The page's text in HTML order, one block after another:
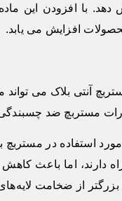
دهد. با افزودن این
افزایش می یابد.
مستربچ آنتی بلاک می
مستربچ ضد
دارند، اما باعث
بزرگتر از ضخامت